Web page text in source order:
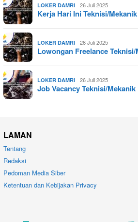
LOKER DAMRI 26 Juli 2025
Kerja Hari Ini Teknisi/
LOKER DAMRI 26 Juli 2025
Lowongan Freelance
LOKER DAMRI 26 Juli 2025
Job Vacancy Teknisi/
LAMAN
Tentang
Redaksi
Pedoman Media Siber
Ketentuan dan Kebijakan Privacy